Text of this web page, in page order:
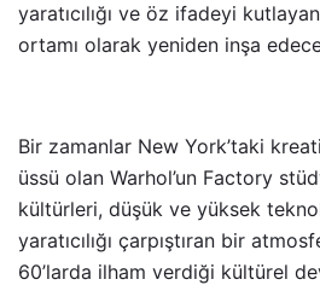
yaratıcılığı ve öz ifadeyi
ortamı olarak yeniden inşa
Bir zamanlar New York’taki
üssü olan Warhol’un Factory
kültürleri, düşük ve yüksek
yaratıcılığı çarpıştıran bir
60’larda ilham verdiği kültürel